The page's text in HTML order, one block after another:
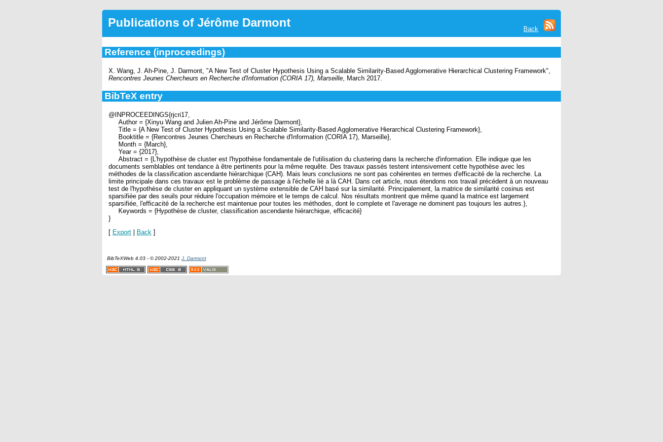
Back
Publications of Jérôme Darmont
Reference (inproceedings)
X. Wang, J. Ah-Pine, J. Darmont, "A New Test of Cluster Hypothesis Using a Scalable Similarity-Based Agglomerative Hierarchical Clustering Framework",
Rencontres Jeunes Chercheurs en Recherche d'Information (CORIA 17), Marseille , March 2017.
BibTeX entry
@INPROCEEDINGS{rjcri17,
Author = {Xinyu Wang and Julien Ah-Pine and Jérôme Darmont},
Title = {A New Test of Cluster Hypothesis Using a Scalable Similarity-Based Agglomerative Hierarchical Clustering Framework},
Booktitle = {Rencontres Jeunes Chercheurs en Recherche d'Information (CORIA 17), Marseille},
Month = {March},
Year = {2017},
Abstract = {L'hypothèse de cluster est l'hypothèse fondamentale de l'utilisation du clustering dans la recherche d'information. Elle indique que les
documents semblables ont tendance à être pertinents pour la même requête. Des travaux passés testent intensivement cette hypothèse avec les
méthodes de la classification ascendante hiérarchique (CAH). Mais leurs conclusions ne sont pas cohérentes en termes d'efficacité de la recherche. La
limite principale dans ces travaux est le problème de passage à l'échelle lié a là CAH. Dans cet article, nous étendons nos travail précédent à un nouveau
test de l'hypothèse de cluster en appliquant un système extensible de CAH basé sur la similarité. Principalement, la matrice de similarité cosinus est
sparsifiée par des seuils pour réduire l'occupation mémoire et le temps de calcul. Nos résultats montrent que même quand la matrice est largement
sparsifiée, l'efficacité de la recherche est maintenue pour toutes les méthodes, dont le complete et l'average ne dominent pas toujours les autres.},
Keywords = {Hypothèse de cluster, classification ascendante hiérarchique, efficacité}
}
[ Export Back ]
BibTeXWeb 4.03 - © 2002-2021 J. Darmont